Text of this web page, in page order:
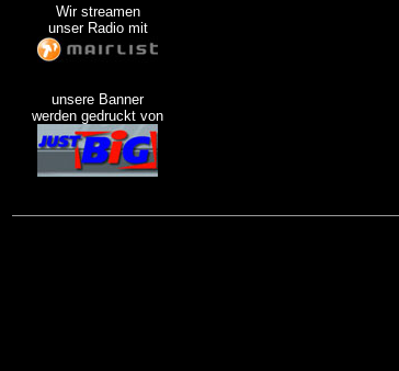
Wir streamen
unser Radio mit
unsere Banner
werden gedruckt von